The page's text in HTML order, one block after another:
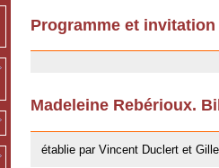
Programme et
Madeleine Rebérioux.
établie par Vincent Duclert et